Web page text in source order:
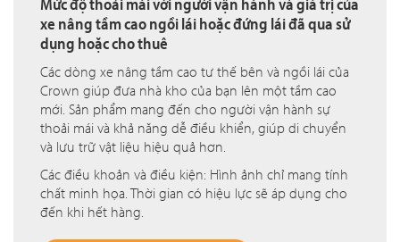
xe nâng tầm cao ngồi lái hoặc đứng lái đã qua sử
dụng hoặc cho thuê
Các dòng xe nâng tầm cao tư thế bên và ngồi lái của
Crown giúp đưa nhà kho của bạn lên một tầm cao
mới. Sản phẩm mang đến cho người vận hành sự
thoải mái và khả năng dễ điều khiển, giúp di chuyển
và lưu trữ vật liệu hiệu quả hơn.
Các điều khoản và điều kiện: Hình ảnh chỉ mang tính
chất minh họa. Thời gian có hiệu lực sẽ áp dụng cho
đến khi hết hàng.